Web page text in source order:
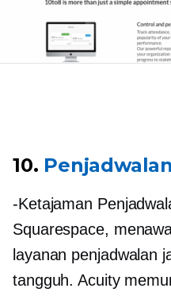
10.
-Ketajaman
Squarespace,
layanan penjadwalan
tangguh. Acuity